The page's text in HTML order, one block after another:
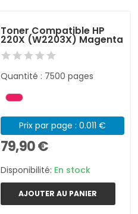
Toner Compatible HP
220X (W2203X) Magenta
Quantité : 7500 pages
Prix par page : 0.011 €
79,90 €
Disponibilité: En stock
AJOUTER AU PANIER